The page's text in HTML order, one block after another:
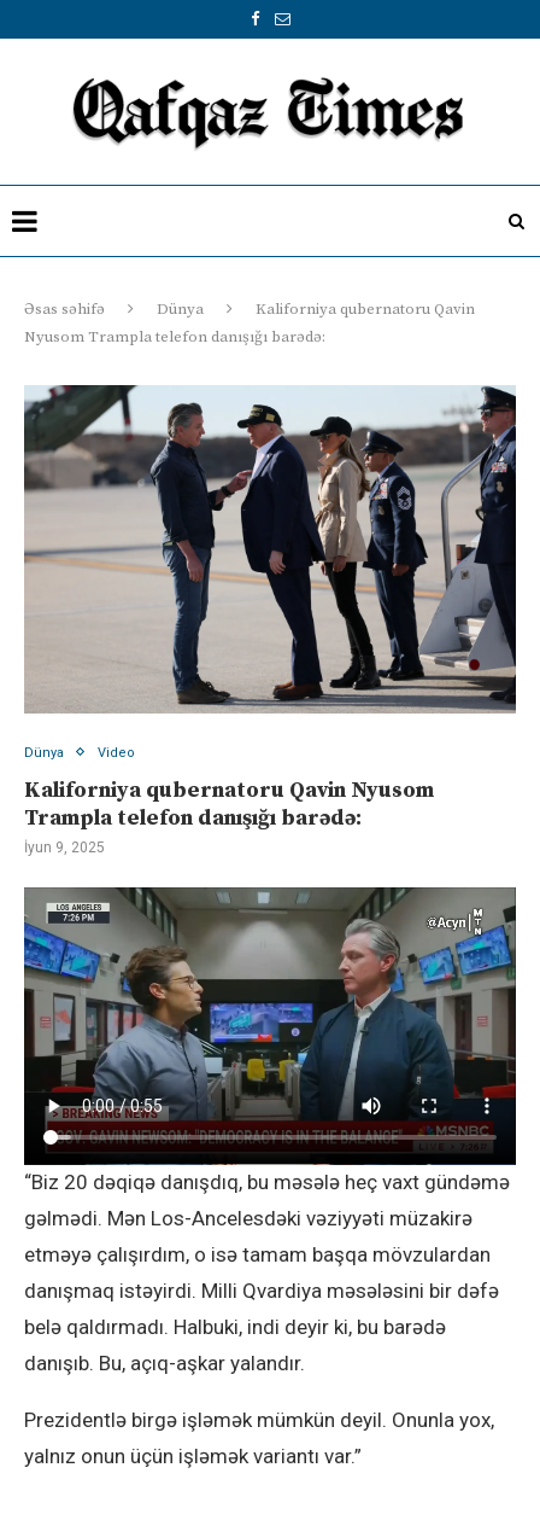
Əsas səhifə Dünya
Kaliforniya qubernatoru Qavin
Nyusom Trampla telefon danışığı barədə:
Dünya Video
Kaliforniya qubernatoru Qavin Nyusom
Trampla telefon danışığı barədə:
İyun 9, 2025
“Biz 20 dəqiqə danışdıq, bu məsələ heç vaxt gündəmə
gəlmədi. Mən Los-Ancelesdəki vəziyyəti müzakirə
etməyə çalışırdım, o isə tamam başqa mövzulardan
danışmaq istəyirdi. Milli Qvardiya məsələsini bir dəfə
belə qaldırmadı. Halbuki, indi deyir ki, bu barədə
danışıb. Bu, açıq-aşkar yalandır.
Prezidentlə birgə işləmək mümkün deyil. Onunla yox,
yalnız onun üçün işləmək variantı var.”